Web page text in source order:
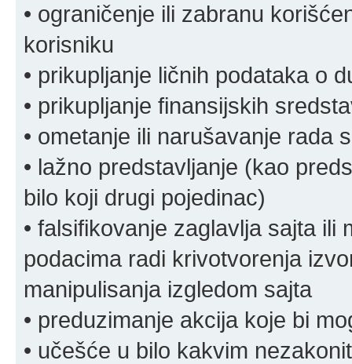
• ograničenje ili zabranu
korisniku
• prikupljanje ličnih podataka o
• prikupljanje finansijskih
• ometanje ili narušavanje rada
• lažno predstavljanje (kao
bilo koji drugi pojedinac)
• falsifikovanje zaglavlja sajta ili
podacima radi krivotvorenja
manipulisanja izgledom sajta
• preduzimanje akcija koje bi
• učešće u bilo kakvim